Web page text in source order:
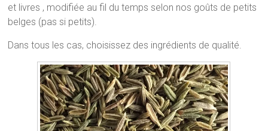
et livres , modifiée au fil du temps selon nos goûts de petits
belges (pas si petits).
Dans tous les cas, choisissez des ingrédients de qualité.